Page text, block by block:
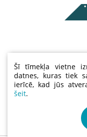
Šī tīmekļa vietne
datnes, kuras tiek
ierīcē, kad jūs
šeit.